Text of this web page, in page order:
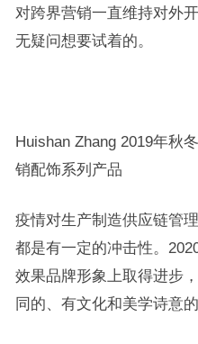
对跨界营销一直维持对外
无疑问想要试着的。
Huishan Zhang 2019年秋
销配饰系列产品
疫情对生产制造供应链管
都是有一定的冲击性。
效果品牌形象上取得进步
同的、有文化和美学诗意